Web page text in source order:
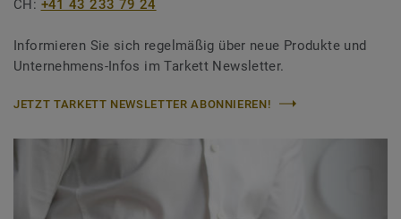
CH: +41 43 233 79 24
Informieren Sie sich regelmäßig über neue Produkte und
Unternehmens-Infos im Tarkett Newsletter.
JETZT TARKETT NEWSLETTER ABONNIEREN!